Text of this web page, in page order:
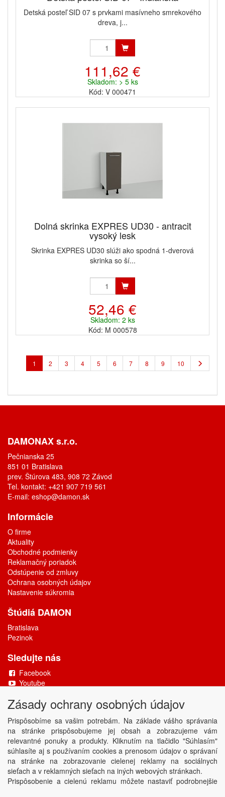
Detská posteľ SID 07 s prvkami masívneho smrekového
dreva, j...
111,62 €
Skladom: > 5 ks
Kód: V 000471
Dolná skrinka EXPRES UD30 - antracit
vysoký lesk
Skrinka EXPRES UD30 slúži ako spodná 1-dverová
skrinka so ší...
52,46 €
Skladom: 2 ks
Kód: M 000578
1 2 3 4 5 6 7 8 9 10
DAMONAX s.r.o.
Pečnianska 25
851 01 Bratislava
prev. Štúrova 483, 908 72 Závod
Tel. kontakt: +421 907 719 561
E-mail: eshop@damon.sk
Informácie
O firme
Aktuality
Obchodné podmienky
Reklamačný poriadok
Odstúpenie od zmluvy
Ochrana osobných údajov
Nastavenie súkromia
Štúdiá DAMON
Bratislava
Pezinok
Sledujte nás
Facebook
Youtube
Copyright © DAMONAX s.r.o.2026
Powered by ABRA
Zásady ochrany osobných údajov
Prispôsobíme sa vašim potrebám. Na základe vášho správania
na stránke prispôsobujeme jej obsah a zobrazujeme vám
relevantné ponuky a produkty. Kliknutím na tlačidlo "Súhlasím"
súhlasíte aj s používaním cookies a prenosom údajov o správaní
na stránke na zobrazovanie cielenej reklamy na sociálnych
sieťach a v reklamných sieťach na iných webových stránkach.
Prispôsobenie a cielenú reklamu môžete nastaviť podrobnejšie